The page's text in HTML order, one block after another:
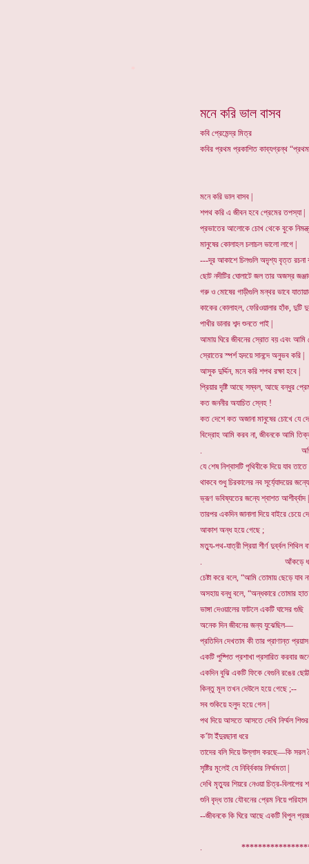
মনে করি ভাল বাসব
কবি প্রেমেন্দ্র মিত্র
কবির প্রথম প্রকাশিত কাব্যগ্রন্থ
মনে করি ভাল বাসব |
শপথ করি এ জীবন হবে প্রেমের তপস্যা |
প্রভাতের আলোকে চোখ থেকে বুকে
মানুষের কোলাহল চলাচল ভালো লাগে |
---দূর আকাশে চিলগুলি অদ়ৃশ্য বৃত্ত রচনা
ছোট নদীটির ঘোলাটে জল তার অজস্র
গরু ও মোষের গাড়ীগুলি মন্থর ভাবে
কাকের কোলাহল, ফেরিওয়ালার হাঁক, দুটি
পাখীর ডানার শব্দ শুনতে পাই |
আমায় ঘিরে জীবনের স্রোত বয় এবং আমি
স্রোতের স্পর্শ হৃদয়ে সানন্দে অনুভব করি |
আসুক দুর্দ্দিন, মনে করি শপথ রক্ষা হবে |
প্রিয়ার দৃষ্টি আছে সম্বল, আছে বন্ধুর
কত জননীর অযাচিত স্নেহ !
কত দেশে কত অজানা মানুষের চোখে যে
বিদ্রোহ আমি করব না, জীবনকে আমি
. অভিশাপ
যে শেষ নিশ্বাসটি পৃথিবীকে দিয়ে যাব
থাকবে শুধু চিরকালের নব সূর্য্যোদয়ের
ভ্রূণ ভবিষ্যতের জন্যে শ্বাশত আশীর্ব্বাদ |
তারপর একদিন জানালা দিয়ে বাইরে চেয়ে
আকাশ অন্ধ হয়ে গেছে ;
মত্যু-পথ-যাত্রী প্রিয়া শীর্ণ দুর্ব্বল শিথিল
. আঁকড়ে
চেষ্টা করে বলে, “আমি তোমায় ছেড়ে যাব
অসহায় বন্ধু বলে, “অন্ধকারে তোমার হাত
ভাঙ্গা দেওয়ালের ফাটলে একটি ঘাসের গুছি
অনেক দিন জীবনের জন্য যুঝেছিল—
প্রতিদিন দেখতাম কী তার প্রাণান্ত প্রয়াস
একটি পুষ্পিত প্রশাখা প্রসারিত করবার
একদিন বুঝি একটি ফিকে বেগুনি রঙের
কিন্তু মূল তখন দেউলে হয়ে গেছে ;--
সব শুকিয়ে হলুদ হয়ে গেল |
পথ দিয়ে আসতে আসতে দেখি নির্ম্মল
ক’টা ইঁদুরছানা ধরে
তাদের বলি দিয়ে উল্লাস করছে—কি সরল
সৃষ্টির মূলেই যে নির্ব্বিকার নির্ম্মমতা |
দেখি মৃত্যুর শিয়রে নেওয়া চিত্র-
শুনি বৃদ্ধ তার যৌবনের প্রেম নিয়ে
--জীবনকে কি ঘিরে আছে একটি বিপুল
.